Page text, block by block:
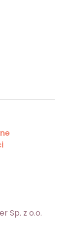
Sp. z o.o.